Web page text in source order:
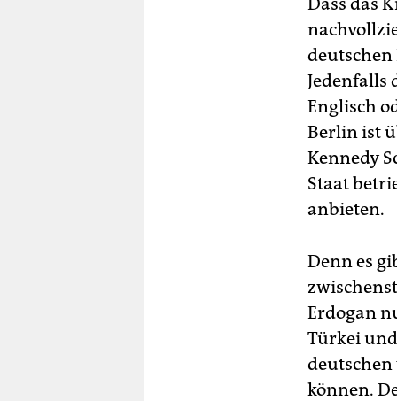
Jedenfalls
Englisch
Berlin ist
Kennedy
Staat
anbieten.
Denn es
Erdogan
Türkei
können.